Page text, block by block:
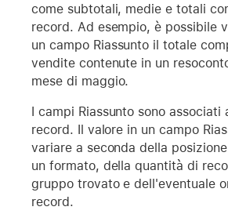
come subtotali, medie e totali
record. Ad esempio, è possibile
un campo Riassunto il totale
vendite contenute in un
mese di maggio.
I campi Riassunto sono associati
record. Il valore in un campo
variare a seconda della
un formato, della quantità di
gruppo trovato e dell'eventuale
record.